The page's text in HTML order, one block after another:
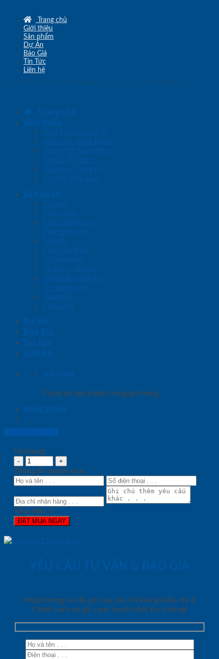
Trang chủ
Giới thiệu
Sản phẩm
Dự Án
Báo Giá
Tin Tức
Liên hệ
Trang chủ
Giới thiệu
Giới Thiệu Công Ty
Lĩnh Vực Hoạt Động
Sứ Mệnh Tầm Nhìn
Sơ Đồ Tổ Chức
Văn Hóa Công ty
Cơ Hội Việc Làm
Sản phẩm
Cửa gỗ
Cửa nhựa
Cửa chống cháy
Phụ kiện cửa
Sàn gỗ
Cầu thang gỗ
Giường ngủ
Kệ bếp – Tủ bếp
Nội thất trang trí
Ốp tường gỗ
Vách gỗ
Cửa kính
Dự Án
Báo Giá
Tin Tức
Liên hệ
Giỏ hàng
Chưa có sản phẩm trong giỏ hàng.
Đăng nhập
Số lượng:
Thông tin người mua
Tổng tiền: 0
ĐẶT MUA NGAY
YÊU CẦU TƯ VẤN & BÁO GIÁ
Nhập thông tin để gửi yêu cầu tải báo giá đầy đủ &
Chính sách về giá cạnh tranh nhất thị trường!